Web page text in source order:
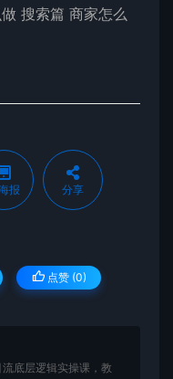
搜索篇 商家怎么
报 分享
点赞 (0)
流底层逻辑实操课，教